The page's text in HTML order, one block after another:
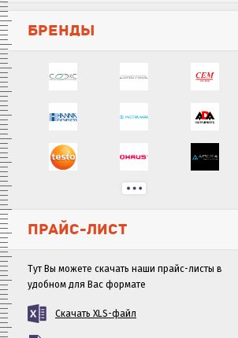
БРЕНДЫ
ПРАЙС-ЛИСТ
Тут Вы можете скачать наши прайс-листы в
удобном для Вас формате
Скачать XLS-файл